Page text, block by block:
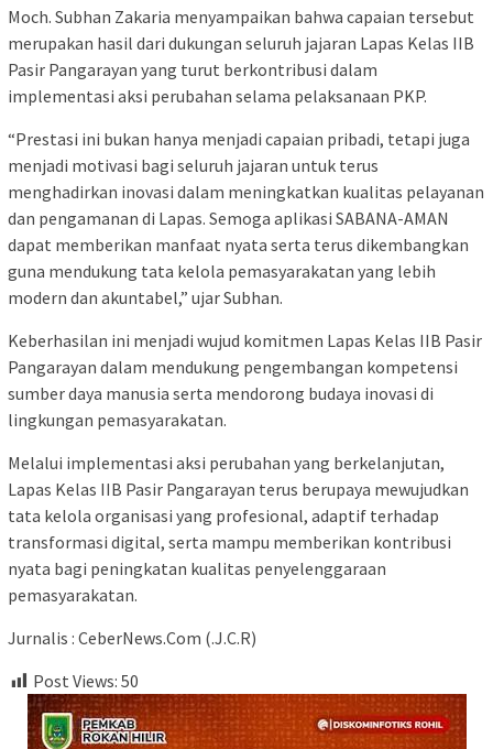
Moch. Subhan Zakaria menyampaikan bahwa capaian tersebut
merupakan hasil dari dukungan seluruh jajaran Lapas Kelas IIB
Pasir Pangarayan yang turut berkontribusi dalam
implementasi aksi perubahan selama pelaksanaan PKP.
“Prestasi ini bukan hanya menjadi capaian pribadi, tetapi juga
menjadi motivasi bagi seluruh jajaran untuk terus
menghadirkan inovasi dalam meningkatkan kualitas pelayanan
dan pengamanan di Lapas. Semoga aplikasi SABANA-AMAN
dapat memberikan manfaat nyata serta terus dikembangkan
guna mendukung tata kelola pemasyarakatan yang lebih
modern dan akuntabel,” ujar Subhan.
Keberhasilan ini menjadi wujud komitmen Lapas Kelas IIB Pasir
Pangarayan dalam mendukung pengembangan kompetensi
sumber daya manusia serta mendorong budaya inovasi di
lingkungan pemasyarakatan.
Melalui implementasi aksi perubahan yang berkelanjutan,
Lapas Kelas IIB Pasir Pangarayan terus berupaya mewujudkan
tata kelola organisasi yang profesional, adaptif terhadap
transformasi digital, serta mampu memberikan kontribusi
nyata bagi peningkatan kualitas penyelenggaraan
pemasyarakatan.
Jurnalis : CeberNews.Com (.J.C.R)
Post Views: 50